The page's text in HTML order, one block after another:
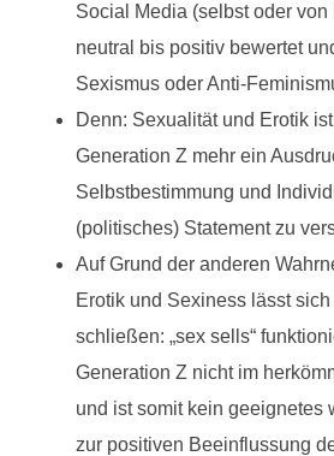
Social Media (selbst oder von
neutral bis positiv bewertet
Sexismus oder Anti-
Denn: Sexualität und Erotik
Generation Z mehr ein
Selbstbestimmung und
(politisches) Statement zu
Auf Grund der anderen
Erotik und Sexiness lässt
schließen: „sex sells“
Generation Z nicht im
und ist somit kein geeignetes
zur positiven Beeinflussung